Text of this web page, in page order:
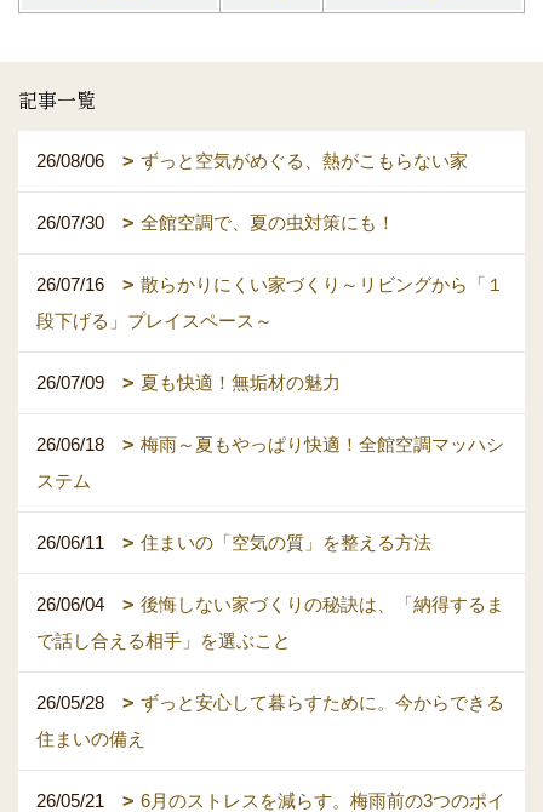
記事一覧
26/08/06 ずっと空気がめぐる、熱がこもらない家
26/07/30 全館空調で、夏の虫対策にも！
26/07/16
散らかりにくい家づくり～リビングから「１
段下げる」プレイスペース～
26/07/09 夏も快適！無垢材の魅力
26/06/18
梅雨～夏もやっぱり快適！全館空調マッハシ
ステム
26/06/11 住まいの「空気の質」を整える方法
26/06/04
後悔しない家づくりの秘訣は、「納得するま
で話し合える相手」を選ぶこと
26/05/28
ずっと安心して暮らすために。今からできる
住まいの備え
26/05/21
6月のストレスを減らす。梅雨前の3つのポイ